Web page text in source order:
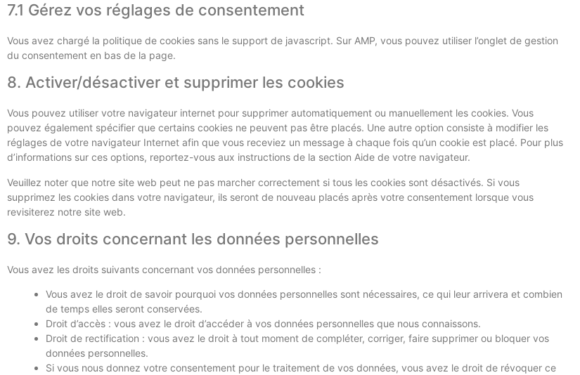
7.1 Gérez vos réglages de consentement
Vous avez chargé la politique de cookies sans le support de javascript. Sur AMP, vous pouvez utiliser l’onglet de gestion
du consentement en bas de la page.
8. Activer/désactiver et supprimer les cookies
Vous pouvez utiliser votre navigateur internet pour supprimer automatiquement ou manuellement les cookies. Vous
pouvez également spécifier que certains cookies ne peuvent pas être placés. Une autre option consiste à modifier les
réglages de votre navigateur Internet afin que vous receviez un message à chaque fois qu’un cookie est placé. Pour plus
d’informations sur ces options, reportez-vous aux instructions de la section Aide de votre navigateur.
Veuillez noter que notre site web peut ne pas marcher correctement si tous les cookies sont désactivés. Si vous
supprimez les cookies dans votre navigateur, ils seront de nouveau placés après votre consentement lorsque vous
revisiterez notre site web.
9. Vos droits concernant les données personnelles
Vous avez les droits suivants concernant vos données personnelles :
Vous avez le droit de savoir pourquoi vos données personnelles sont nécessaires, ce qui leur arrivera et combien
de temps elles seront conservées.
Droit d’accès : vous avez le droit d’accéder à vos données personnelles que nous connaissons.
Droit de rectification : vous avez le droit à tout moment de compléter, corriger, faire supprimer ou bloquer vos
données personnelles.
Si vous nous donnez votre consentement pour le traitement de vos données, vous avez le droit de révoquer ce